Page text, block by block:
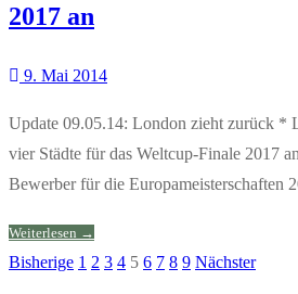
2017 an
9. Mai 2014
Update 09.05.14: London zieht zurück *
vier Städte für das Weltcup-Finale 2017
Bewerber für die Europameisterschaften
Weiterlesen →
Seitennummerierung
Bisherige 1 2 3 4 5 6 7 8 9 Nächster